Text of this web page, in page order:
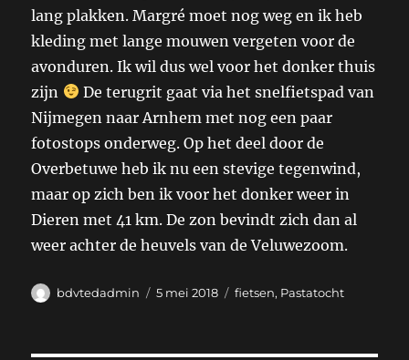
lang plakken. Margré moet nog weg en ik heb
kleding met lange mouwen vergeten voor de
avonduren. Ik wil dus wel voor het donker thuis
zijn
De terugrit gaat via het snelfietspad van
Nijmegen naar Arnhem met nog een paar
fotostops onderweg. Op het deel door de
Overbetuwe heb ik nu een stevige tegenwind,
maar op zich ben ik voor het donker weer in
Dieren met 41 km. De zon bevindt zich dan al
weer achter de heuvels van de Veluwezoom.
Auteur
bdvtedadmin
Geplaatst
5 mei 2018 Categorieën
fietsen, Pastatocht